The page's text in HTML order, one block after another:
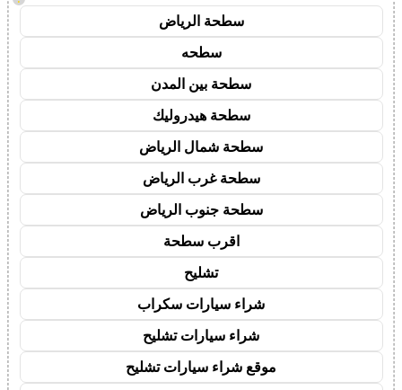
سطحة الرياض
سطحه
سطحة بين المدن
سطحة هيدروليك
سطحة شمال الرياض
سطحة غرب الرياض
سطحة جنوب الرياض
اقرب سطحة
تشليح
شراء سيارات سكراب
شراء سيارات تشليح
موقع شراء سيارات تشليح